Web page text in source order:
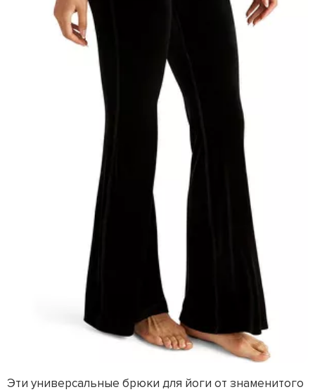
Эти универсальные брюки для йоги от знаменитого